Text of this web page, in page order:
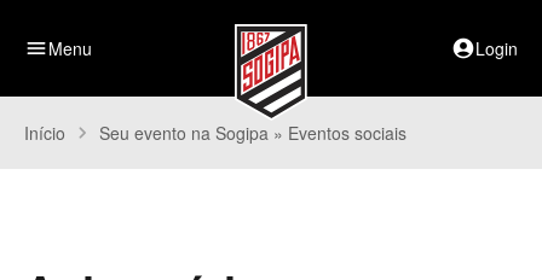
menuMenu account_circleLogin
Início chevron_right Seu evento na Sogipa » Eventos sociais